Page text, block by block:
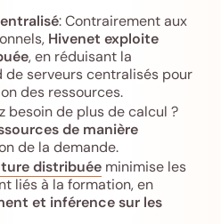
: Contrairement aux
Hivenet exploite
, en réduisant la
de serveurs centralisés pour
des ressources.
besoin de plus de calcul ?
de manière
de la demande.
distribuée minimise les
liés à la formation, en
et inférence sur les